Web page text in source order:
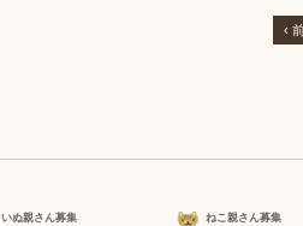
‹
いぬ親さん募集 ねこ親さん募集